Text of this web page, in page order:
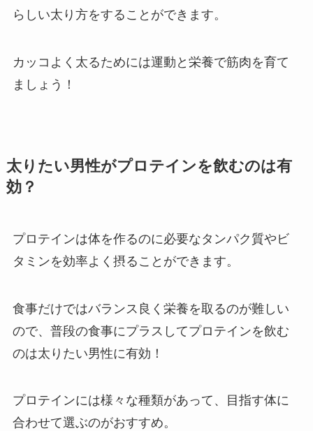
らしい太り方をすることができます。
カッコよく太るためには運動と栄養で筋肉を育て
ましょう！
太りたい男性がプロテインを飲むのは有
効？
プロテインは体を作るのに必要なタンパク質やビ
タミンを効率よく摂ることができます。
食事だけではバランス良く栄養を取るのが難しい
ので、普段の食事にプラスしてプロテインを飲む
のは太りたい男性に有効！
プロテインには様々な種類があって、目指す体に
合わせて選ぶのがおすすめ。